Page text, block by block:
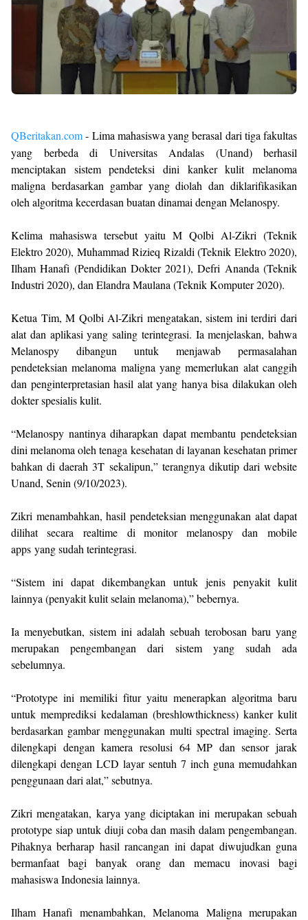
QBeritakan.com- Lima mahasiswa yang berasal dari tiga fakultas
yang berbeda di Universitas Andalas (Unand) berhasil
menciptakan sistem pendeteksi dini kanker kulit melanoma
maligna berdasarkan gambar yang diolah dan diklarifikasikan
oleh algoritma kecerdasan buatan dinamai dengan Melanospy.
Kelima mahasiswa tersebut yaitu M Qolbi Al-Zikri (Teknik
Elektro 2020), Muhammad Rizieq Rizaldi (Teknik Elektro 2020),
Ilham Hanafi (Pendidikan Dokter 2021), Defri Ananda (Teknik
Industri 2020), dan Elandra Maulana (Teknik Komputer 2020).
Ketua Tim, M Qolbi Al-Zikri mengatakan, sistem ini terdiri dari
alat dan aplikasi yang saling terintegrasi. Ia menjelaskan, bahwa
Melanospy dibangun untuk menjawab permasalahan
pendeteksian melanoma maligna yang memerlukan alat canggih
dan penginterpretasian hasil alat yang hanya bisa dilakukan oleh
dokter spesialis kulit.
“Melanospy nantinya diharapkan dapat membantu pendeteksian
dini melanoma oleh tenaga kesehatan di layanan kesehatan primer
bahkan di daerah 3T sekalipun,” terangnya dikutip dari website
Unand, Senin (9/10/2023).
Zikri menambahkan, hasil pendeteksian menggunakan alat dapat
dilihat secara realtime di monitor melanospy dan mobile
apps yang sudah terintegrasi.
“Sistem ini dapat dikembangkan untuk jenis penyakit kulit
lainnya (penyakit kulit selain melanoma),” bebernya.
Ia menyebutkan, sistem ini adalah sebuah terobosan baru yang
merupakan pengembangan dari sistem yang sudah ada
sebelumnya.
“Prototype ini memiliki fitur yaitu menerapkan algoritma baru
untuk memprediksi kedalaman (breshlowthickness) kanker kulit
berdasarkan gambar menggunakan multi spectral imaging. Serta
dilengkapi dengan kamera resolusi 64 MP dan sensor jarak
dilengkapi dengan LCD layar sentuh 7 inch guna memudahkan
penggunaan dari alat,” sebutnya.
Zikri mengatakan, karya yang diciptakan ini merupakan sebuah
prototype siap untuk diuji coba dan masih dalam pengembangan.
Pihaknya berharap hasil rancangan ini dapat diwujudkan guna
bermanfaat bagi banyak orang dan memacu inovasi bagi
mahasiswa Indonesia lainnya.
Ilham Hanafi menambahkan, Melanoma Maligna merupakan